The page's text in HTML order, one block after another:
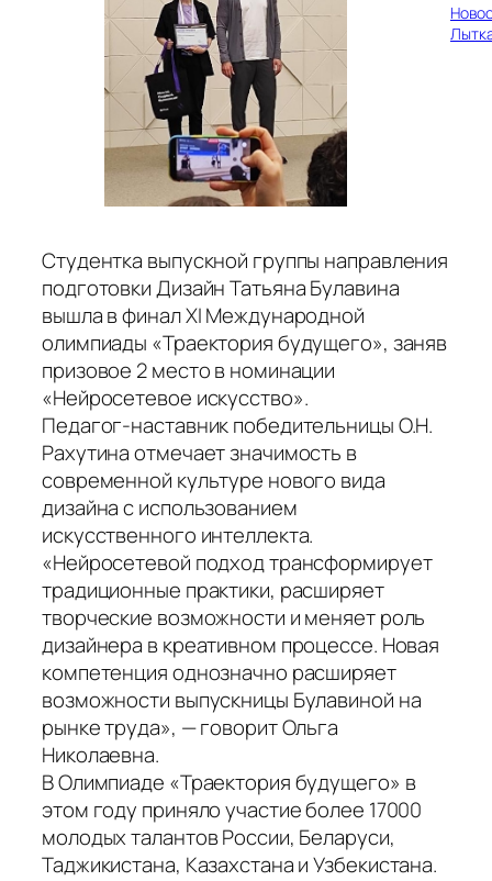
Студентка выпускной группы направления
подготовки Дизайн Татьяна Булавина
вышла в финал XI Международной
олимпиады «Траектория будущего», заняв
призовое 2 место в номинации
«Нейросетевое искусство».
Педагог-наставник победительницы О.Н.
Рахутина отмечает значимость в
современной культуре нового вида
дизайна с использованием
искусственного интеллекта.
«Нейросетевой подход трансформирует
традиционные практики, расширяет
творческие возможности и меняет роль
дизайнера в креативном процессе. Новая
компетенция однозначно расширяет
возможности выпускницы Булавиной на
рынке труда», — говорит Ольга
Николаевна.
В Олимпиаде «Траектория будущего» в
этом году приняло участие более 17000
молодых талантов России, Беларуси,
Таджикистана, Казахстана и Узбекистана.